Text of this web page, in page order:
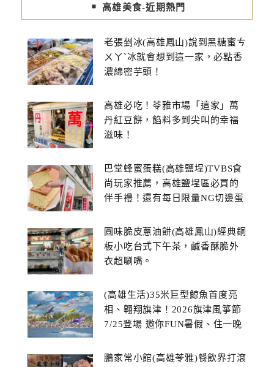
高雄美食-近期熱門
老張剉冰(高雄鳳山)說到黑糖蜜ㄘ
ㄨㄚˋ冰就會想到這一家，必點香
濃綿密芋頭！
高雄必吃！苓雅市場「這家」萬
丹紅豆餅，餡料多到尖叫的幸福
滋味！
巴堂蜂蜜蛋糕(高雄鹽埕)TVBS食
尚玩家推薦，高雄鹽埕區必買的
伴手禮！還有每日限量NG切邊蛋
圓味脆皮蔥油餅(高雄鳳山)經典銅
板小吃台式下午茶，鹹香酥脆外
衣超唰嘴。
(高雄生活)35米巨型鯨魚首度亮
相、翱翔旗津！2026旗津風箏節
7/25登場 邀你FUN暑假、住一晚
鵬家常小館(高雄苓雅)餐飲界打滾